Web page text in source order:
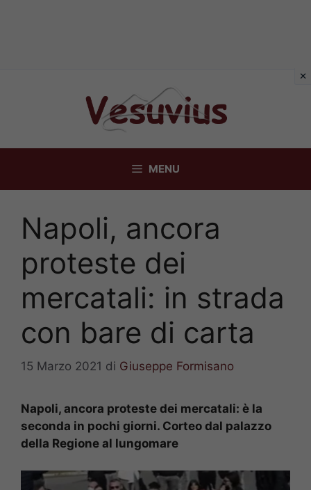
MENU
Napoli, ancora
proteste dei
mercatali: in strada
con bare di carta
15 Marzo 2021 di Giuseppe Formisano
Napoli, ancora proteste dei mercatali: è la
seconda in pochi giorni. Corteo dal palazzo
della Regione al lungomare